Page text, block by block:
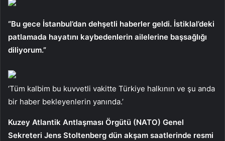
“Bu gece İstanbul’dan dehşetli haberler geldi. İstiklal’deki
patlamada hayatını kaybedenlerin ailelerine başsağlığı
diliyorum.”
‘Tüm kalbim bu kuvvetli vakitte Türkiye halkının ve şu anda
bir haber bekleyenlerin yanında.’
Kuzey Atlantik Antlaşması Örgütü (NATO) Genel
Sekreteri Jens Stoltenberg dün akşam saatlerinde resmi